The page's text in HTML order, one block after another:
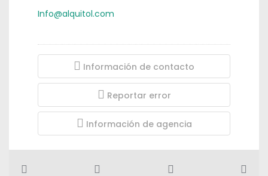
Info@alquitol.com
Información de contacto
Reportar error
Información de agencia